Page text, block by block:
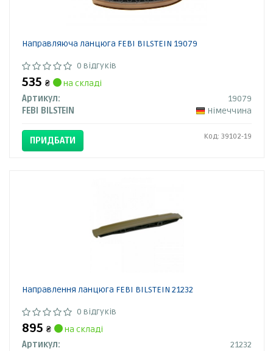
Направляюча ланцюга FEBI BILSTEIN 19079
0 відгуків
535 ₴
на складі
Артикул:
19079
FEBI BILSTEIN
Німеччина
ПРИДБАТИ Код: 39102-19
Направлення ланцюга FEBI BILSTEIN 21232
0 відгуків
895 ₴
на складі
Артикул:
21232